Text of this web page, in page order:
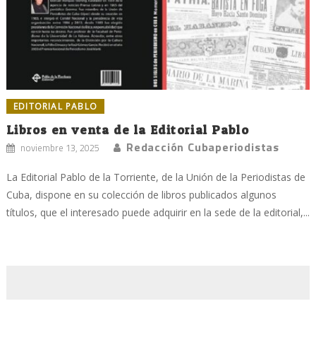
EDITORIAL PABLO
Libros en venta de la Editorial Pablo
noviembre 13, 2025 Redacción Cubaperiodistas
La Editorial Pablo de la Torriente, de la Unión de la Periodistas de
Cuba, dispone en su colección de libros publicados algunos
títulos, que el interesado puede adquirir en la sede de la editorial,...